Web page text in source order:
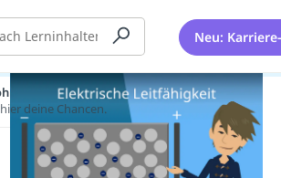
Neu:
sich!
deine Chancen.